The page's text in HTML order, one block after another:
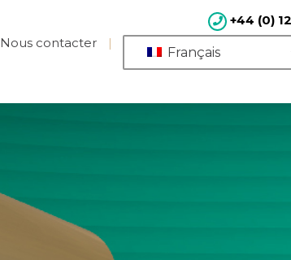
Nous contacter
Français
+44 (0)